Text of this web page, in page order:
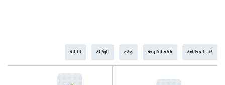
كتب للمطالعة فقه الشريعة فقه الوكالة النيابة